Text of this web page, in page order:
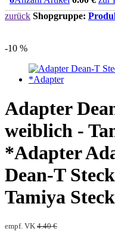
zurück Shopgruppe:
-10 %
Adapter
weiblich -
*Adapter
Dean-T
Tamiya
empf. VK 4.40 €